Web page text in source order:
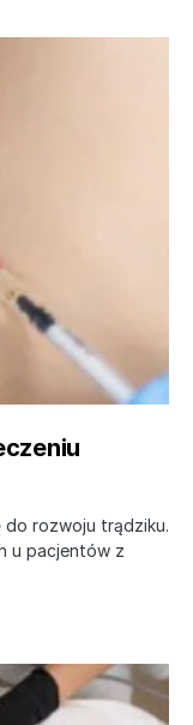
rozwoju trądziku.
u pacjentów z